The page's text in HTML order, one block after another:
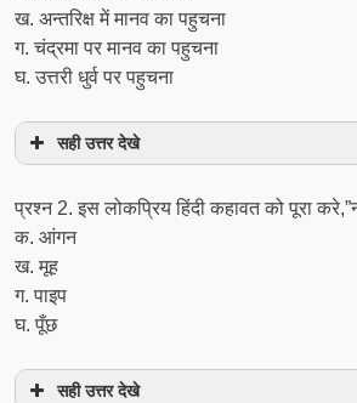
ख. अन्तरिक्ष में मानव का पहुचना
ग. चंद्रमा पर मानव का पहुचना
घ. उत्तरी धुर्व पर पहुचना
सही उत्तर देखे
प्रश्‍न 2. इस लोकप्रिय हिंदी कहावत को पूरा
क. आंगन
ख. मूह
ग. पाइप
घ. पूँछ
सही उत्तर देखे